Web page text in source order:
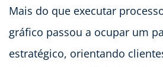
Mais do que executar
gráfico passou a ocupar um
estratégico, orientando